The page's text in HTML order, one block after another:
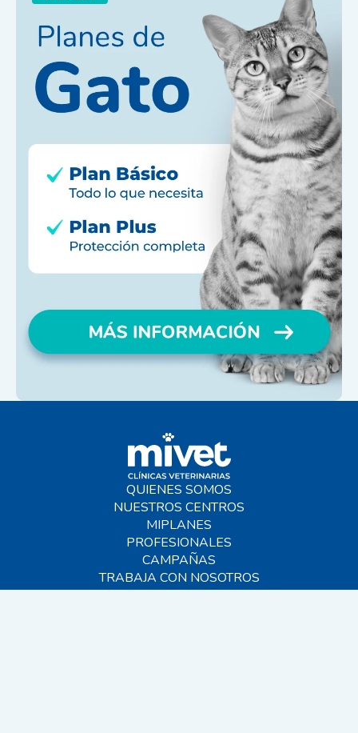
QUIENES SOMOS
NUESTROS CENTROS
MIPLANES
PROFESIONALES
CAMPAÑAS
TRABAJA CON NOSOTROS
BLOG